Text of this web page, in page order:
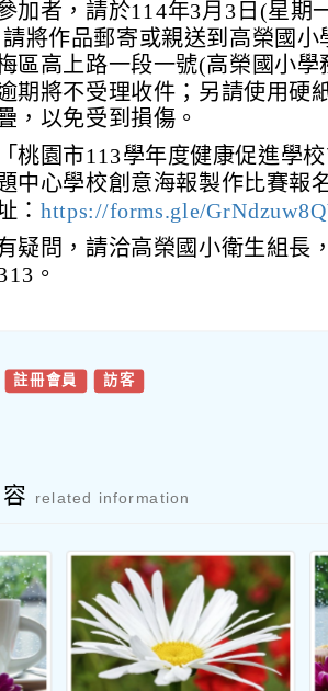
加者，請於114年3月3日(星期
將作品郵寄或親送到高榮國小
區高上路一段一號(高榮國小
期將不受理收件；另請使用硬
，以免受到損傷。
桃園市113學年度健康促進學
中心學校創意海報製作比賽報
： https://forms.gle/
疑問，請洽高榮國小衛生組長
。
註冊會員 訪客
related information